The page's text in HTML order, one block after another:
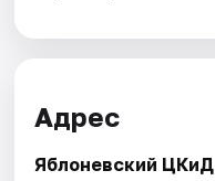
Адрес
Яблоневский ЦКиД